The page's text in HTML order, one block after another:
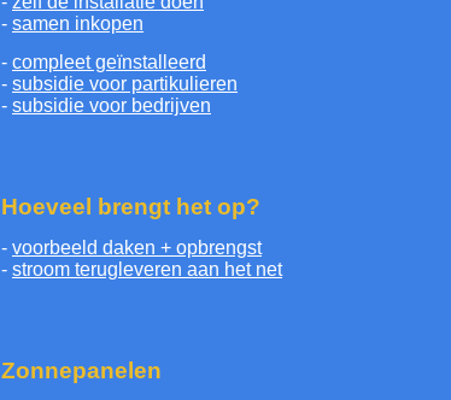
- samen inkopen
- compleet geïnstalleerd
- subsidie voor partikulieren
- subsidie voor bedrijven
Hoeveel brengt het op?
- voorbeeld daken + opbrengst
- stroom terugleveren aan het net
Zonnepanelen